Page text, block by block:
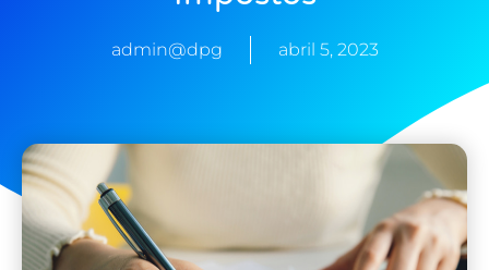
admin@dpg abril 5, 2023